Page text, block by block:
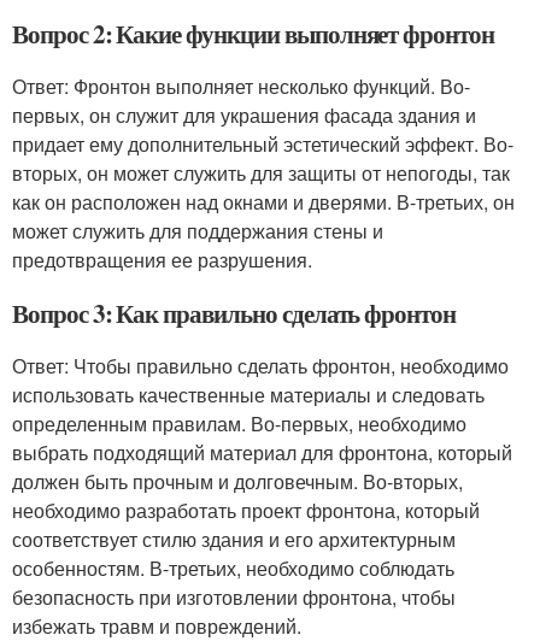
Вопрос 2: Какие функции выполняет фронтон
Ответ: Фронтон выполняет несколько функций. Во-
первых, он служит для украшения фасада здания и
придает ему дополнительный эстетический эффект. Во-
вторых, он может служить для защиты от непогоды, так
как он расположен над окнами и дверями. В-третьих, он
может служить для поддержания стены и
предотвращения ее разрушения.
Вопрос 3: Как правильно сделать фронтон
Ответ: Чтобы правильно сделать фронтон, необходимо
использовать качественные материалы и следовать
определенным правилам. Во-первых, необходимо
выбрать подходящий материал для фронтона, который
должен быть прочным и долговечным. Во-вторых,
необходимо разработать проект фронтона, который
соответствует стилю здания и его архитектурным
особенностям. В-третьих, необходимо соблюдать
безопасность при изготовлении фронтона, чтобы
избежать травм и повреждений.